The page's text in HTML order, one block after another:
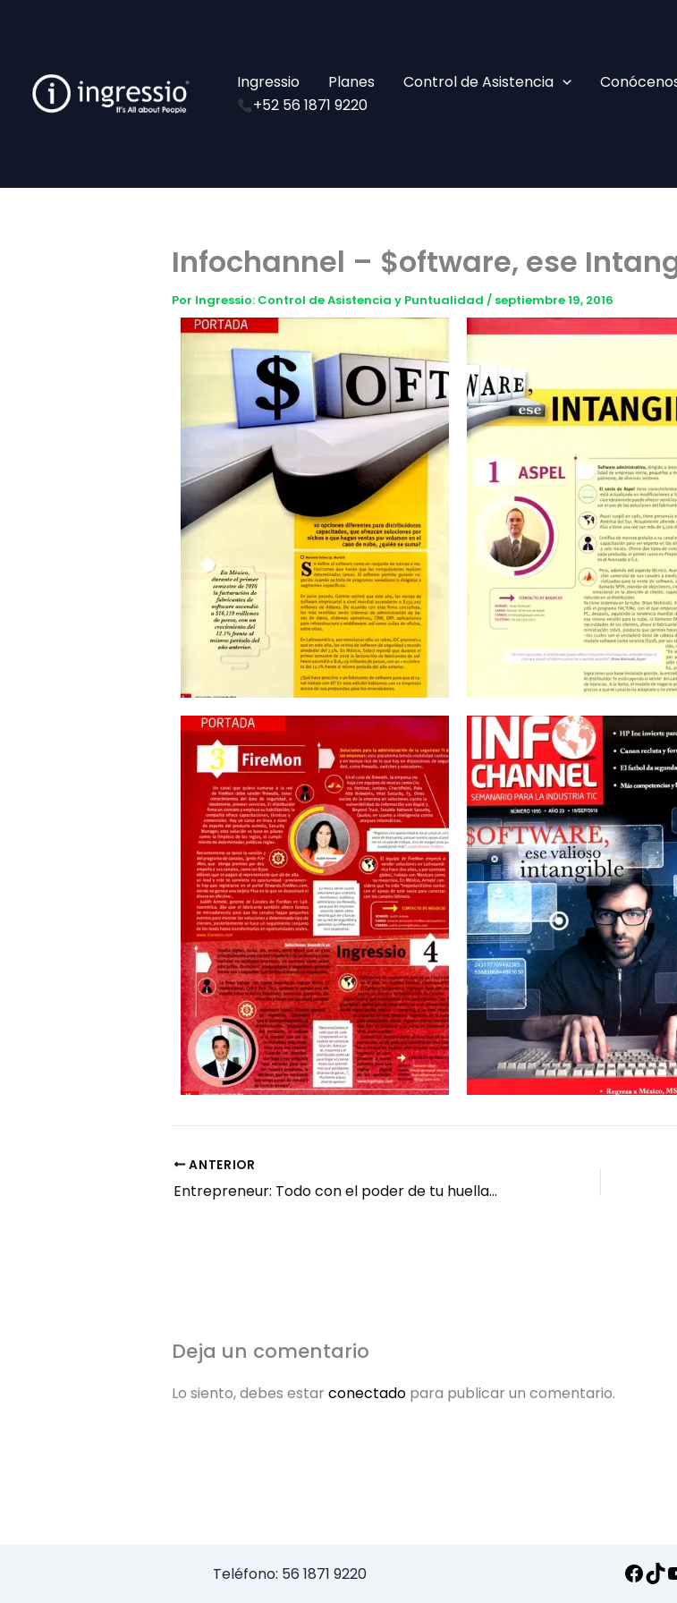
Ingressio
Planes Control de Asistencia
+52 56 1871 9220
Infochannel – $oftware, ese
Por Ingressio: Control de Asistencia y Puntualidad / septiembre 19, 2016
ANTERIOR
Entrepreneur: Todo con el poder de tu huella digital
Deja un comentario
Lo siento, debes estar conectado para publicar un comentario.
Teléfono: 56 1871 9220